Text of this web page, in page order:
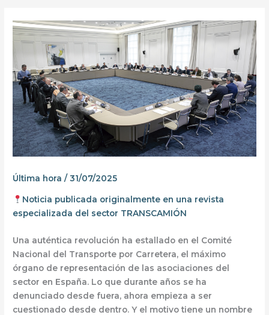
Última hora /31/07/2025
Noticia publicada originalmente en una revista
especializada del sector TRANSCAMIÓN
Una auténtica revolución ha estallado en el Comité
Nacional del Transporte por Carretera, el máximo
órgano de representación de las asociaciones del
sector en España. Lo que durante años se ha
denunciado desde fuera, ahora empieza a ser
cuestionado desde dentro. Y el motivo tiene un nombre